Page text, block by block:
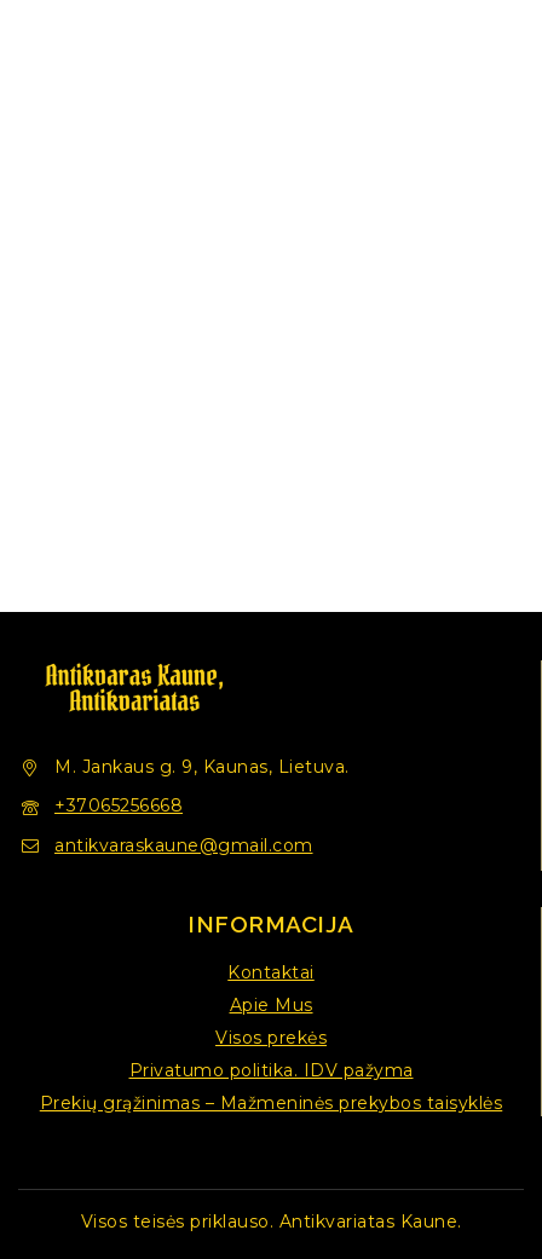
M. Jankaus g. 9, Kaunas, Lietuva.
+37065256668
antikvaraskaune@gmail.com
INFORMACIJA
Kontaktai
Apie Mus
Visos prekės
Privatumo politika. IDV pažyma
Prekių grąžinimas – Mažmeninės prekybos taisyklės
Visos teisės priklauso. Antikvariatas Kaune.